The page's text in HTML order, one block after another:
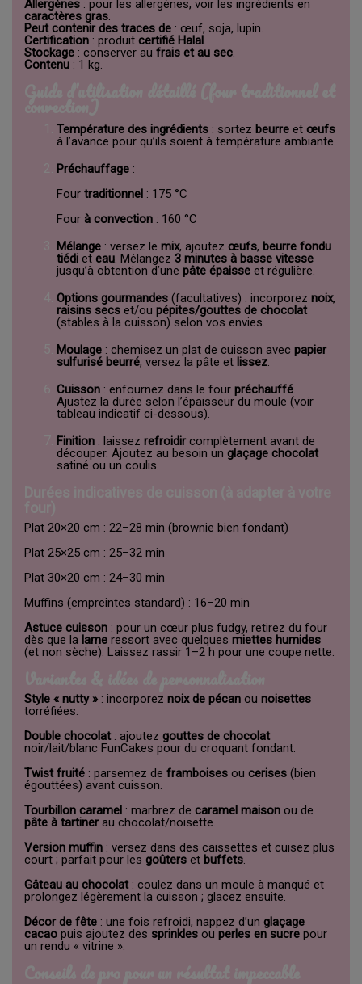
Allergènes : pour les allergènes, voir les ingrédients en
caractères gras
Peut contenir des traces de : œuf, soja, lupin.
Certification : produit certifié Halal
Stockage : conserver au frais et au sec
Contenu : 1 kg.
Température des ingrédients : sortez beurre et œufs
à l’avance pour qu’ils soient à température ambiante.
Préchauffage :
Four traditionnel : 175 °C
Four à convection : 160 °C
Mélange : versez le mix, ajoutez œufs, beurre fondu
tiédi et eau . Mélangez 3 minutes à basse vitesse
jusqu’à obtention d’une pâte épaisse et régulière.
Options gourmandes (facultatives) : incorporez noix,
raisins secs et/ou pépites/gouttes de chocolat
(stables à la cuisson) selon vos envies.
Moulage : chemisez un plat de cuisson avec papier
sulfurisé beurré, versez la pâte et lissez
Cuisson : enfournez dans le four préchauffé
Ajustez la durée selon l’épaisseur du moule (voir
tableau indicatif ci-dessous).
Finition : laissez refroidircomplètement avant de
découper. Ajoutez au besoin un glaçage chocolat
satiné ou un coulis.
Plat 20×20 cm : 22–28 min (brownie bien fondant)
Plat 25×25 cm : 25–32 min
Plat 30×20 cm : 24–30 min
Muffins (empreintes standard) : 16–20 min
Astuce cuisson : pour un cœur plus fudgy, retirez du four
dès que la lame ressort avec quelques miettes humides
(et non sèche). Laissez rassir 1–2 h pour une coupe nette.
Style « nutty » : incorporez noix de pécan ou noisettes
torréfiées.
Double chocolat: ajoutez gouttes de chocolat
noir/lait/blanc FunCakes pour du croquant fondant.
Twist fruité : parsemez de framboises ou cerises (bien
égouttées) avant cuisson.
Tourbillon caramel : marbrez de caramel maison ou de
pâte à tartinerau chocolat/noisette.
Version muffin : versez dans des caissettes et cuisez plus
court ; parfait pour les goûters et buffets
Gâteau au chocolat: coulez dans un moule à manqué et
prolongez légèrement la cuisson ; glacez ensuite.
Décor de fête : une fois refroidi, nappez d’un glaçage
cacao puis ajoutez des sprinkles ou perles en sucre pour
un rendu « vitrine ».